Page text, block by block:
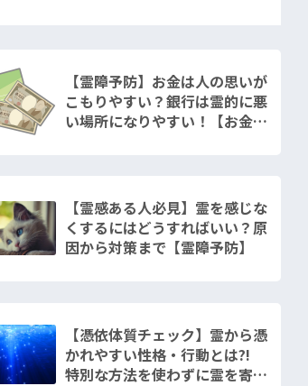
【霊障予防】お金は人の思いが
こもりやすい？銀行は霊的に悪
い場所になりやすい！【お金は
【霊感ある人必見】霊を感じな
くするにはどうすればいい？原
因から対策まで【霊障予防】
【憑依体質チェック】霊から憑
かれやすい性格・行動とは?!
特別な方法を使わずに霊を寄せ